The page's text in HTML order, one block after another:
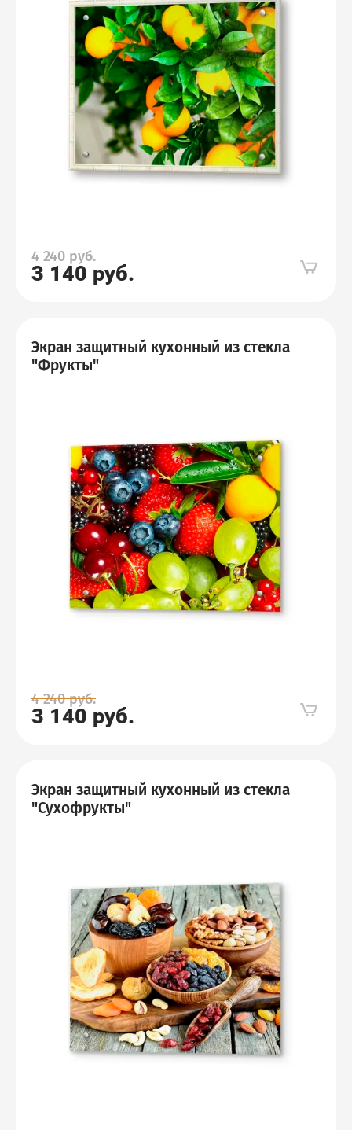
4 240руб.
3 140 руб.
Экран защитный кухонный из стекла
"Фрукты"
4 240руб.
3 140 руб.
Экран защитный кухонный из стекла
"Сухофрукты"